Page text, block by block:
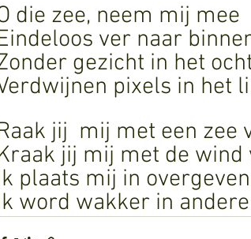
die zee, neem mij mee
ver naar
gezicht in het
pixels in het
jij  mij met een zee
jij mij met de wind
plaats mij in overgeven
word wakker in